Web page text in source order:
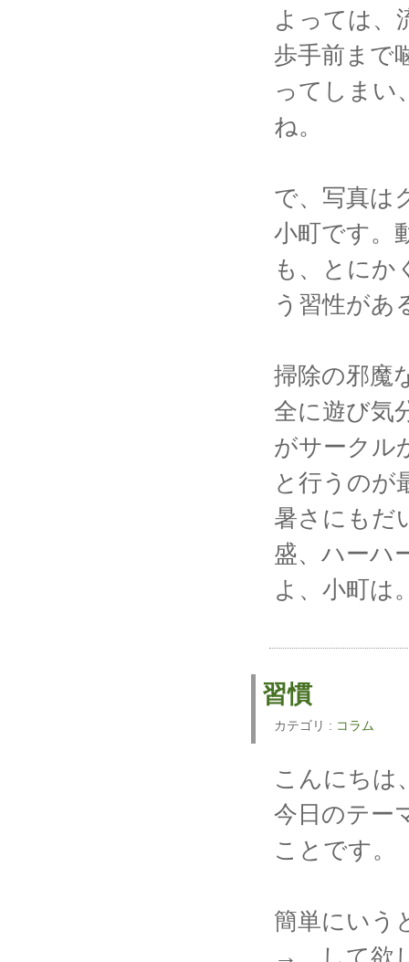
よっては、
歩手前まで
ってしまい
ね。
で、写真は
小町です。
も、とにか
う習性があ
掃除の邪魔
全に遊び気
がサークル
と行うのが
暑さにもだ
盛、ハーハ
よ、小町は
習慣
カテゴリ : コラム
こんにちは
今日のテー
ことです。
簡単にいう